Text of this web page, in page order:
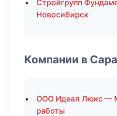
Стройгрупп
Новосибирск
Компании в
ООО Идеал Люкс —
работы